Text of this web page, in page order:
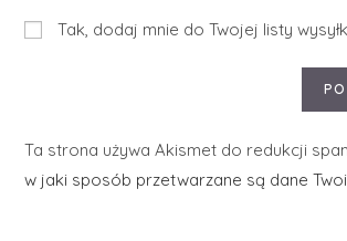
Tak, dodaj mnie do Twojej listy
Ta strona używa Akismet do redukcji
w jaki sposób przetwarzane są dane